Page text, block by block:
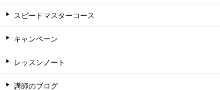
スピードマスターコース
キャンペーン
レッスンノート
講師のブログ